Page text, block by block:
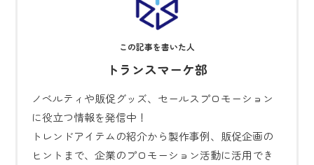
トランスマーケ部
ノベルティや販促グッズ、セールスプロモーション
に役立つ情報を発信中！
トレンドアイテムの紹介から製作事例、販促企画の
ヒントまで、企業のプロモーション活動に活用でき